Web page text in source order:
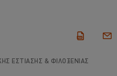
ΕΣΤΊΑΣΗΣ & ΦΙΛΟΞΕΝΊΑΣ